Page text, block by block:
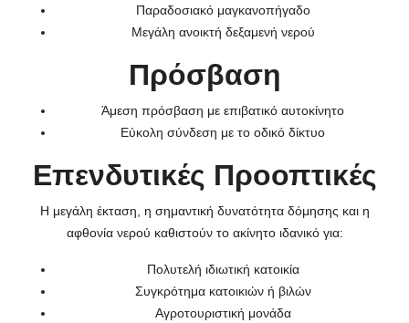
Παραδοσιακό μαγκανοπήγαδο
Μεγάλη ανοικτή δεξαμενή νερού
Πρόσβαση
Άμεση πρόσβαση με επιβατικό αυτοκίνητο
Εύκολη σύνδεση με το οδικό δίκτυο
Επενδυτικές Προοπτικές
Η μεγάλη έκταση, η σημαντική δυνατότητα δόμησης και η
αφθονία νερού καθιστούν το ακίνητο ιδανικό για:
Πολυτελή ιδιωτική κατοικία
Συγκρότημα κατοικιών ή βιλών
Αγροτουριστική μονάδα